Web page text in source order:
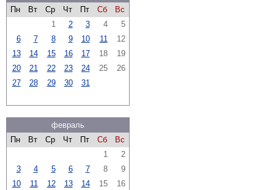
Пн
Вт Ср Чт Пт Сб
Вс
1
2 3 4
5
6
7 8 9 10 11
12
13
14 15 16 17 18
19
20
21 22 23 24 25
26
27
28 29 30 31
февраль
Пн
Вт Ср Чт Пт Сб
Вс
1
2
3
4 5 6 7 8
9
10
11 12 13 14 15 16